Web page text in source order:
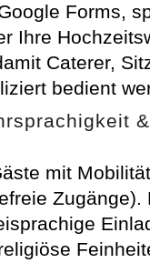
Forms,
Ihre
Caterer,
bedient
mit